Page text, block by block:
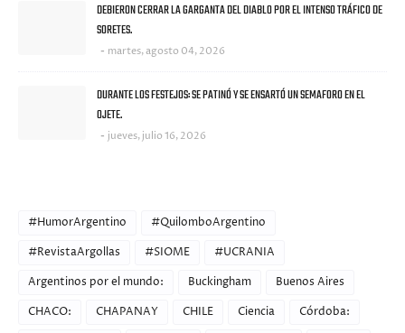
DEBIERON CERRAR LA GARGANTA DEL DIABLO POR EL INTENSO TRÁFICO DE
SORETES.
martes, agosto 04, 2026
DURANTE LOS FESTEJOS: SE PATINÓ Y SE ENSARTÓ UN SEMAFORO EN EL
OJETE.
jueves, julio 16, 2026
#HumorArgentino
#QuilomboArgentino
#RevistaArgollas
#SIOME
#UCRANIA
Argentinos por el mundo:
Buckingham
Buenos Aires
CHACO:
CHAPANAY CHILE Ciencia
Córdoba: